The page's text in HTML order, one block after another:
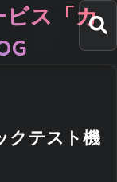
ビス「カ
クテスト機